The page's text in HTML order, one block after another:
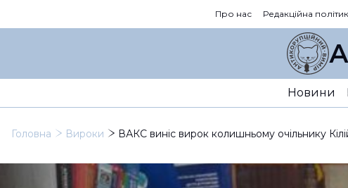
Про нас Редакційна
Новини
Головна Вироки ВАКС виніс вирок колишньому очільнику